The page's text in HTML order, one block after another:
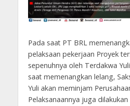
Pada saat PT BRL
pelaksaan pekerjaan Proyek
sepenuhnya oleh Terdakwa
saat memenangkan lelang,
Yuli akan meminjam
Pelaksanaannya juga